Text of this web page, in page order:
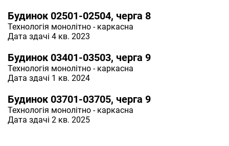
Будинок 02501-02504, черга 8
Технологія монолітно - каркасна
Дата здачі 4 кв. 2023
Будинок 03401-03503, черга 9
Технологія монолітно - каркасна
Дата здачі 1 кв. 2024
Будинок 03701-03705, черга 9
Технологія монолітно - каркасна
Дата здачі 2 кв. 2025